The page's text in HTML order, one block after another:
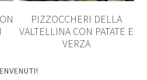
PIZZOCCHERI DELLA
VALTELLINA CON PATATE E
VERZA